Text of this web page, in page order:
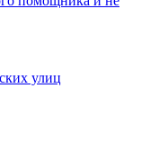
улиц